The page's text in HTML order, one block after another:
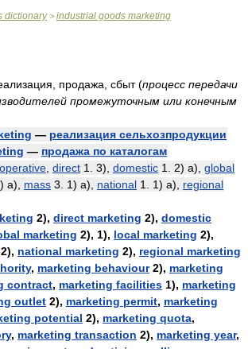
dictionary> industrial goods marketing
продажа, сбыт(процесс передачи
промежуточным или конечным
— реализация сельхозпродукции
— продажа по каталогам
direct 1. 3), domestic 1. 2) а), global
а), mass 3. 1) а), national 1. 1) а), regional
2), direct marketing 2), domestic
marketing 2), 1), local marketing 2),
2), national marketing 2), regional marketing
, marketing behaviour2), marketing
contract, marketing facilities 1), marketing
outlet 2), marketing permit, marketing
potential 2), marketing quota,
, marketing transaction 2), marketing year,